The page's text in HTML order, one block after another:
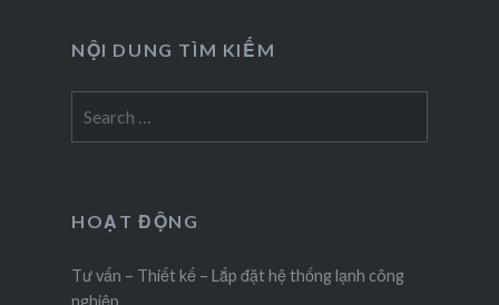
NỘI DUNG TÌM KIẾM
for:
HOẠT ĐỘNG
Tư vấn – Thiết kế – Lắp đặt hệ thống lạnh công
nghiệp.